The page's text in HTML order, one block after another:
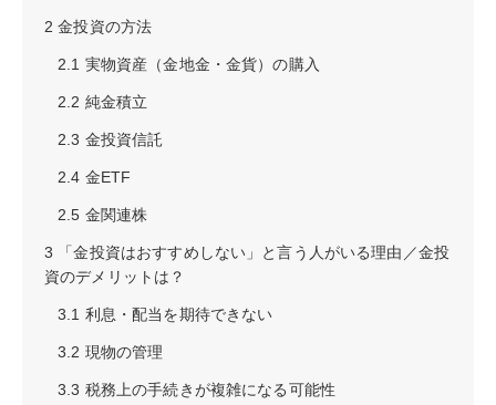
2 金投資の方法
2.1 実物資産（金地金・金貨）の購入
2.2 純金積立
2.3 金投資信託
2.4 金ETF
2.5 金関連株
3 「金投資はおすすめしない」と言う人がいる理由／金投
資のデメリットは？
3.1 利息・配当を期待できない
3.2 現物の管理
3.3 税務上の手続きが複雑になる可能性